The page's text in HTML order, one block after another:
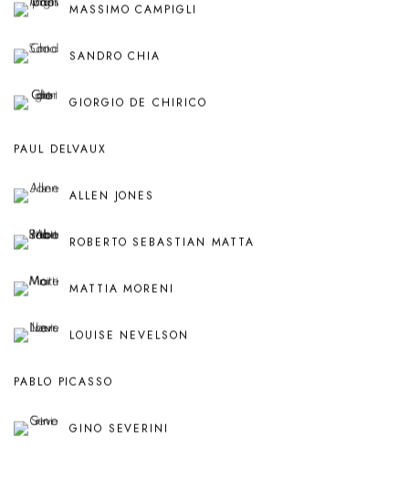
MASSIMO CAMPIGLI
SANDRO CHIA
GIORGIO DE CHIRICO
PAUL DELVAUX
ALLEN JONES
ROBERTO SEBASTIAN MATTA
MATTIA MORENI
LOUISE NEVELSON
PABLO PICASSO
GINO SEVERINI